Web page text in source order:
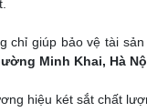
chỉ giúp bảo vệ tài
Minh Khai, Hà
hiệu két sắt chất